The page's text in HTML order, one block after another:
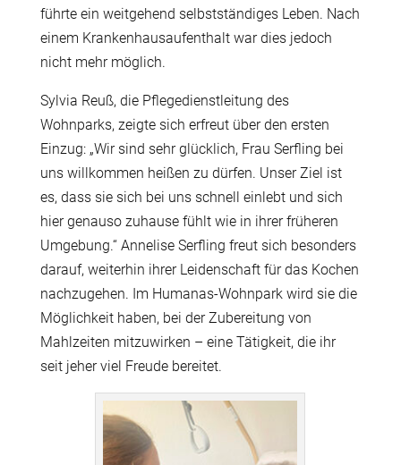
führte ein weitgehend selbstständiges Leben. Nach
einem Krankenhausaufenthalt war dies jedoch
nicht mehr möglich.
Sylvia Reuß, die Pflegedienstleitung des
Wohnparks, zeigte sich erfreut über den ersten
Einzug: „Wir sind sehr glücklich, Frau Serfling bei
uns willkommen heißen zu dürfen. Unser Ziel ist
es, dass sie sich bei uns schnell einlebt und sich
hier genauso zuhause fühlt wie in ihrer früheren
Umgebung.“ Annelise Serfling freut sich besonders
darauf, weiterhin ihrer Leidenschaft für das Kochen
nachzugehen. Im Humanas-Wohnpark wird sie die
Möglichkeit haben, bei der Zubereitung von
Mahlzeiten mitzuwirken – eine Tätigkeit, die ihr
seit jeher viel Freude bereitet.